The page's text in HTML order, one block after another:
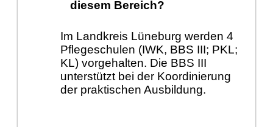
diesem Bereich?
Im Landkreis Lüneburg werden 4
Pflegeschulen (IWK, BBS III; PKL;
KL) vorgehalten. Die BBS III
unterstützt bei der Koordinierung
der praktischen Ausbildung.